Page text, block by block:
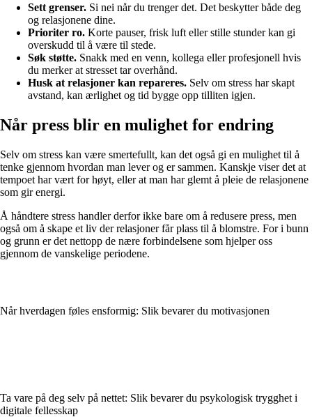
Sett grenser. Si nei når du trenger det. Det beskytter både deg
og relasjonene dine.
Prioriter ro. Korte pauser, frisk luft eller stille stunder kan gi
overskudd til å være til stede.
Søk støtte. Snakk med en venn, kollega eller profesjonell hvis
du merker at stresset tar overhånd.
Husk at relasjoner kan repareres. Selv om stress har skapt
avstand, kan ærlighet og tid bygge opp tilliten igjen.
Når press blir en mulighet for endring
Selv om stress kan være smertefullt, kan det også gi en mulighet til å
tenke gjennom hvordan man lever og er sammen. Kanskje viser det at
tempoet har vært for høyt, eller at man har glemt å pleie de relasjonene
som gir energi.
Å håndtere stress handler derfor ikke bare om å redusere press, men
også om å skape et liv der relasjoner får plass til å blomstre. For i bunn
og grunn er det nettopp de nære forbindelsene som hjelper oss
gjennom de vanskelige periodene.
Når hverdagen føles ensformig: Slik bevarer du motivasjonen
Ta vare på deg selv på nettet: Slik bevarer du psykologisk trygghet i
digitale fellesskap